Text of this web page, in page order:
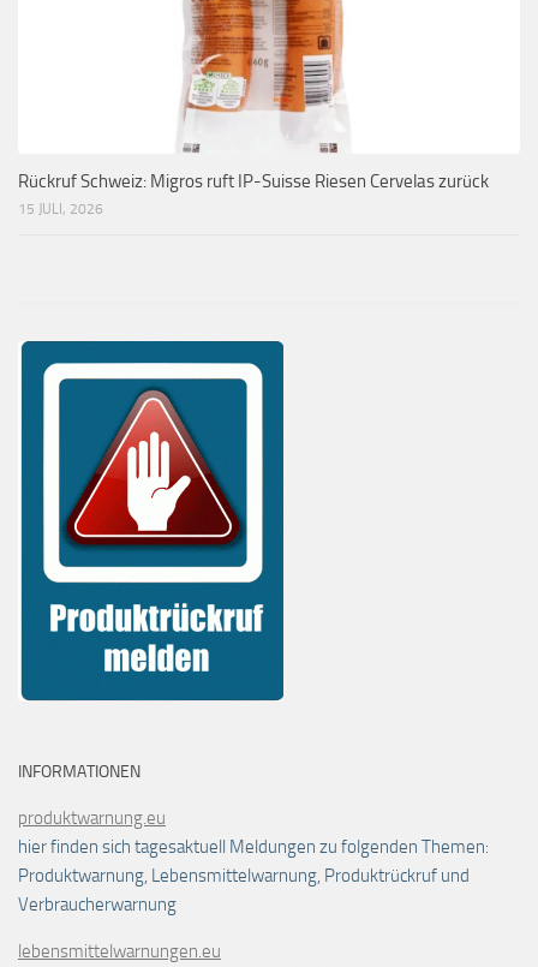
Rückruf Schweiz: Migros ruft IP-Suisse Riesen Cervelas zurück
15 JULI, 2026
INFORMATIONEN
produktwarnung.eu
hier finden sich tagesaktuell Meldungen zu folgenden Themen:
Produktwarnung, Lebensmittelwarnung, Produktrückruf und
Verbraucherwarnung
lebensmittelwarnungen.eu